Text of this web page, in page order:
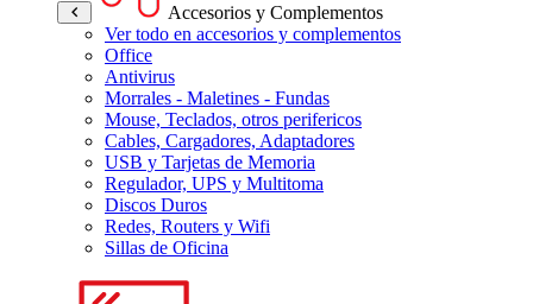
Accesorios y Complementos
Ver todo en accesorios y complementos
Office
Antivirus
Morrales - Maletines - Fundas
Mouse, Teclados, otros perifericos
Cables, Cargadores, Adaptadores
USB y Tarjetas de Memoria
Regulador, UPS y Multitoma
Discos Duros
Redes, Routers y Wifi
Sillas de Oficina